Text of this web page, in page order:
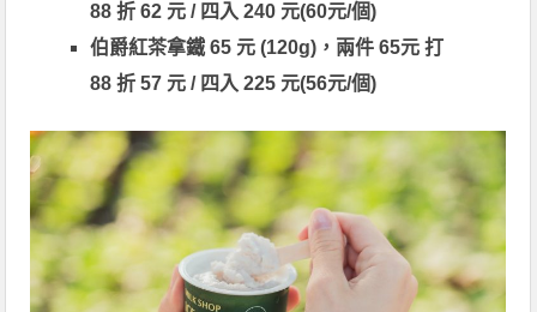
88 折 62 元 / 四入 240 元(60元/個)
伯爵紅茶拿鐵 65 元(120g) ，兩件 65元 打
88 折 57 元 / 四入 225 元(56元/個)